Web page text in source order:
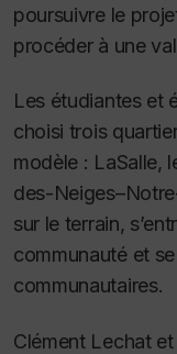
poursuivre le
procéder à une
Les étudiantes et
choisi trois
modèle : LaSalle,
des-
sur le terrain,
communauté et
communautaires.
Clément Lechat